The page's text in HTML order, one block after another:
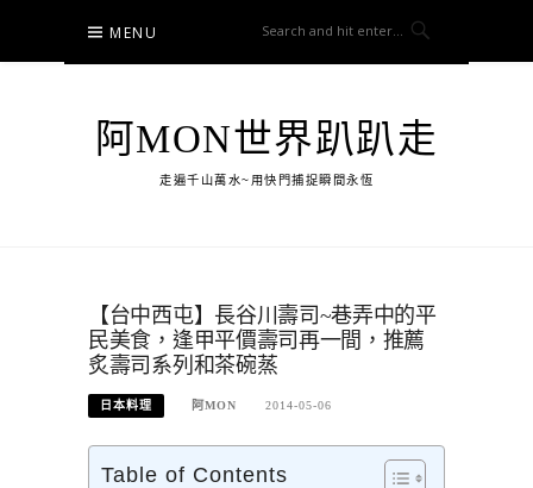
content
MENU
阿MON世界趴趴走
走遍千山萬水~用快門捕捉瞬間永恆
【台中西屯】長谷川壽司~巷弄中的平
民美食，逢甲平價壽司再一間，推薦
炙壽司系列和茶碗蒸
日本料理 阿MON 2014-05-06
Table of Contents